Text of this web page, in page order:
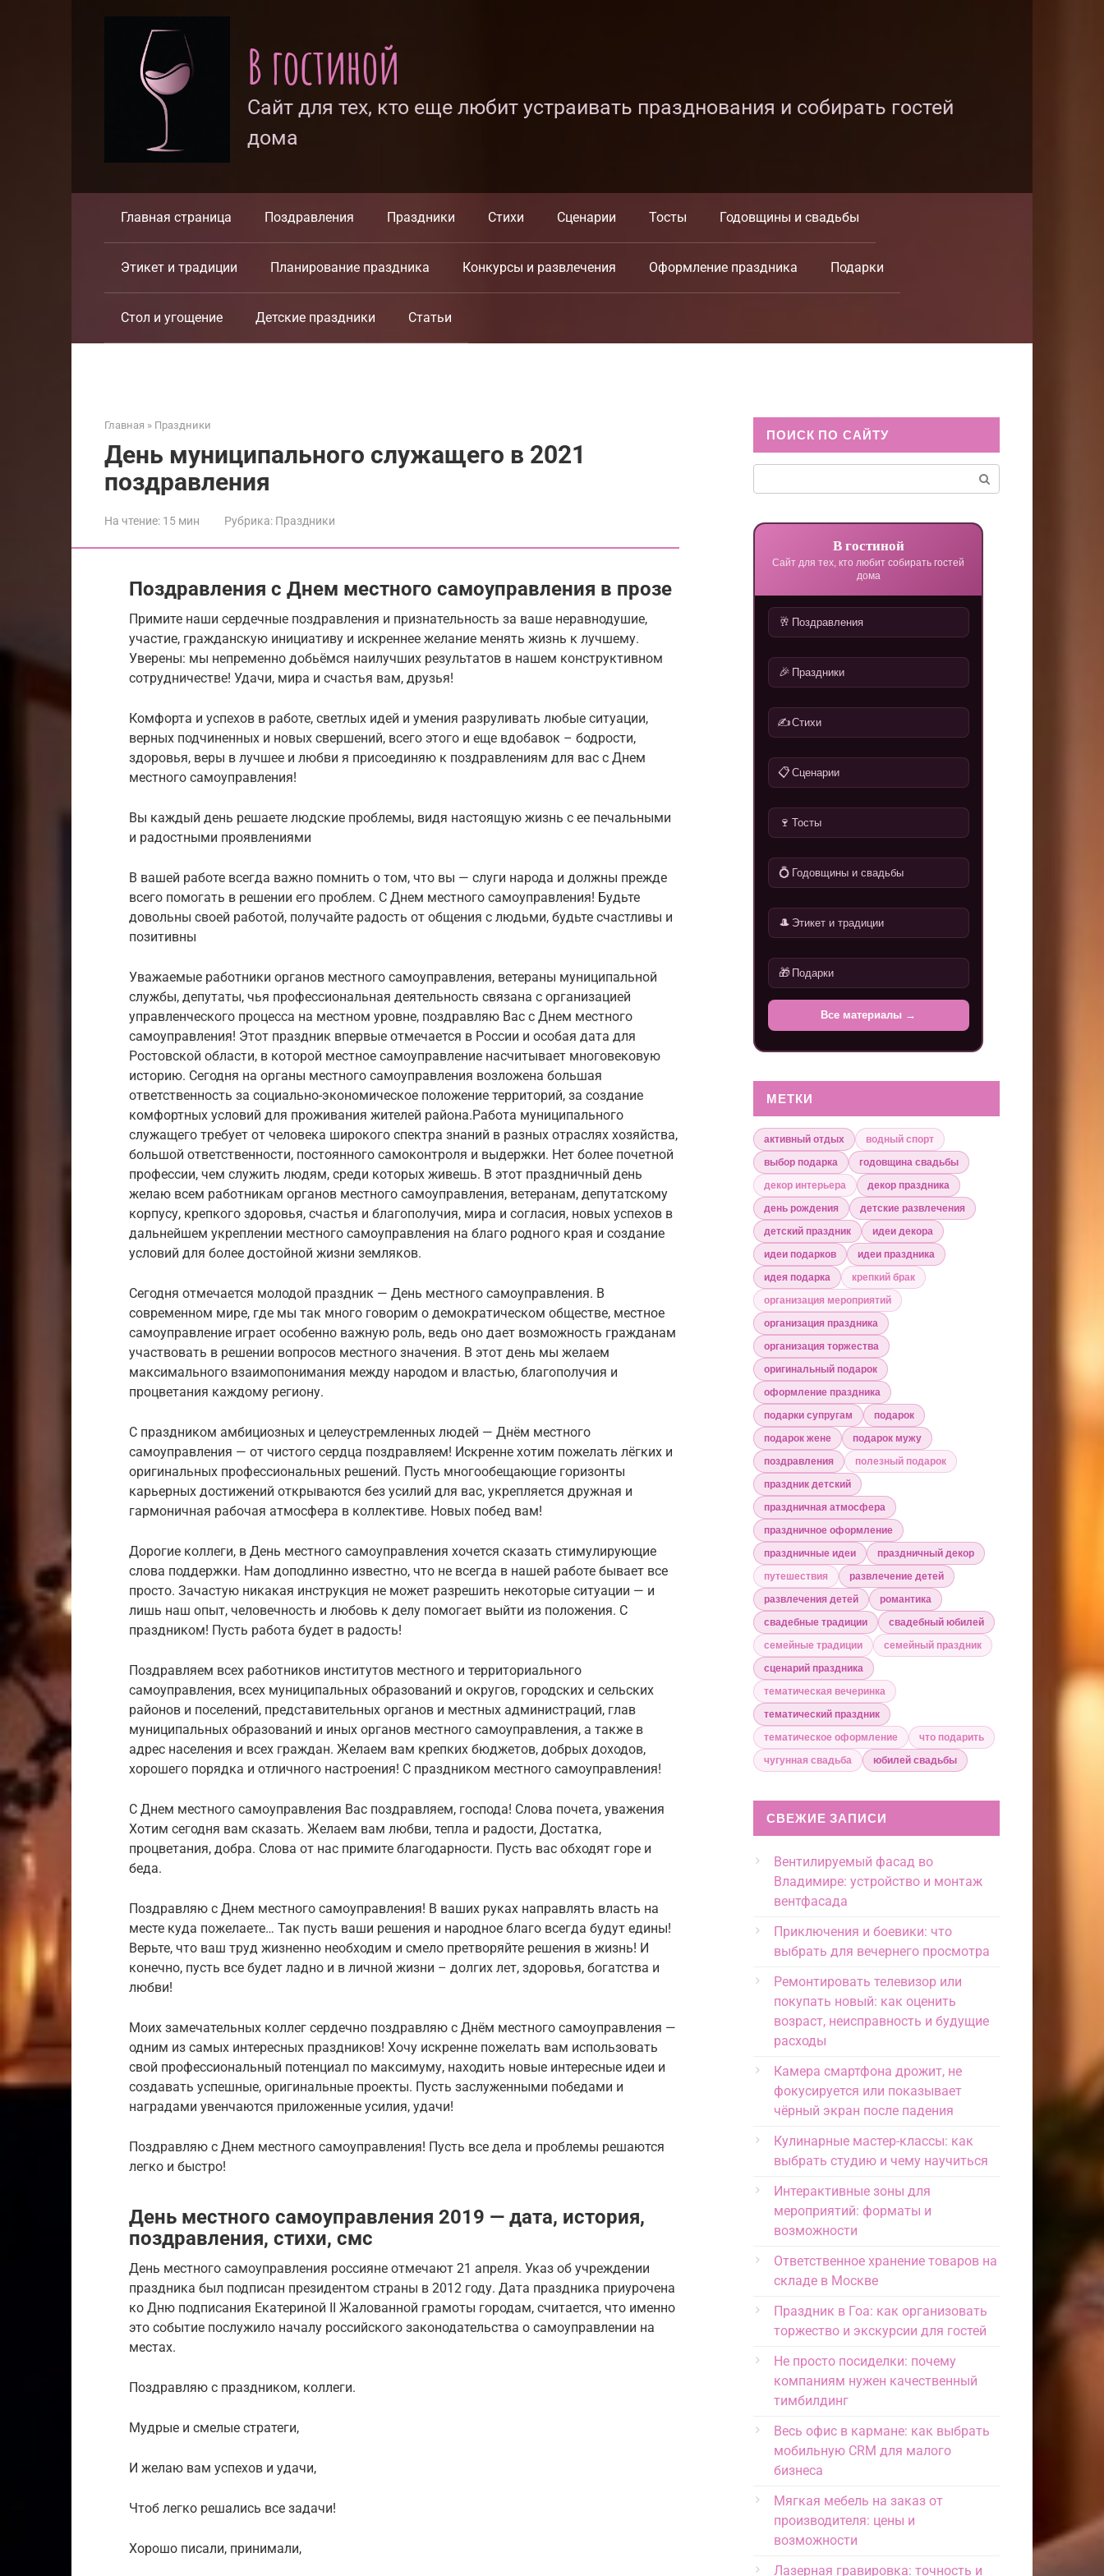
В гостиной
Сайт для тех, кто еще любит устраивать празднования и собирать гостей
дома
Главная страница Поздравления Праздники Стихи Сценарии Тосты Годовщины и свадьбы
Этикет и традиции Планирование праздника Конкурсы и развлечения Оформление праздника Подарки
Стол и угощение Детские праздники Статьи
Главная » Праздники
День муниципального служащего в 2021
поздравления
На чтение: 15 мин Рубрика: Праздники
Поздравления с Днем местного самоуправления в прозе
Примите наши сердечные поздравления и признательность за ваше неравнодушие,
участие, гражданскую инициативу и искреннее желание менять жизнь к лучшему.
Уверены: мы непременно добьёмся наилучших результатов в нашем конструктивном
сотрудничестве! Удачи, мира и счастья вам, друзья!
Комфорта и успехов в работе, светлых идей и умения разруливать любые ситуации,
верных подчиненных и новых свершений, всего этого и еще вдобавок – бодрости,
здоровья, веры в лучшее и любви я присоединяю к поздравлениям для вас с Днем
местного самоуправления!
Вы каждый день решаете людские проблемы, видя настоящую жизнь с ее печальными
и радостными проявлениями
В вашей работе всегда важно помнить о том, что вы — слуги народа и должны прежде
всего помогать в решении его проблем. С Днем местного самоуправления! Будьте
довольны своей работой, получайте радость от общения с людьми, будьте счастливы и
позитивны
Уважаемые работники органов местного самоуправления, ветераны муниципальной
службы, депутаты, чья профессиональная деятельность связана с организацией
управленческого процесса на местном уровне, поздравляю Вас с Днем местного
самоуправления! Этот праздник впервые отмечается в России и особая дата для
Ростовской области, в которой местное самоуправление насчитывает многовековую
историю. Сегодня на органы местного самоуправления возложена большая
ответственность за социально-экономическое положение территорий, за создание
комфортных условий для проживания жителей района.Работа муниципального
служащего требует от человека широкого спектра знаний в разных отраслях хозяйства,
большой ответственности, постоянного самоконтроля и выдержки. Нет более почетной
профессии, чем служить людям, среди которых живешь. В этот праздничный день
желаю всем работникам органов местного самоуправления, ветеранам, депутатскому
корпусу, крепкого здоровья, счастья и благополучия, мира и согласия, новых успехов в
дальнейшем укреплении местного самоуправления на благо родного края и создание
условий для более достойной жизни земляков.
Сегодня отмечается молодой праздник — День местного самоуправления. В
современном мире, где мы так много говорим о демократическом обществе, местное
самоуправление играет особенно важную роль, ведь оно дает возможность гражданам
участвовать в решении вопросов местного значения. В этот день мы желаем
максимального взаимопонимания между народом и властью, благополучия и
процветания каждому региону.
С праздником амбициозных и целеустремленных людей — Днём местного
самоуправления — от чистого сердца поздравляем! Искренне хотим пожелать лёгких и
оригинальных профессиональных решений. Пусть многообещающие горизонты
карьерных достижений открываются без усилий для вас, укрепляется дружная и
гармоничная рабочая атмосфера в коллективе. Новых побед вам!
Дорогие коллеги, в День местного самоуправления хочется сказать стимулирующие
слова поддержки. Нам доподлинно известно, что не всегда в нашей работе бывает все
просто. Зачастую никакая инструкция не может разрешить некоторые ситуации — и
лишь наш опыт, человечность и любовь к делу помогает выйти из положения. С
праздником! Пусть работа будет в радость!
Поздравляем всех работников институтов местного и территориального
самоуправления, всех муниципальных образований и округов, городских и сельских
районов и поселений, представительных органов и местных администраций, глав
муниципальных образований и иных органов местного самоуправления, а также в
адрес населения и всех граждан. Желаем вам крепких бюджетов, добрых доходов,
хорошего порядка и отличного настроения! С праздником местного самоуправления!
С Днем местного самоуправления Вас поздравляем, господа! Слова почета, уважения
Хотим сегодня вам сказать. Желаем вам любви, тепла и радости, Достатка,
процветания, добра. Слова от нас примите благодарности. Пусть вас обходят горе и
беда.
Поздравляю с Днем местного самоуправления! В ваших руках направлять власть на
месте куда пожелаете… Так пусть ваши решения и народное благо всегда будут едины!
Верьте, что ваш труд жизненно необходим и смело претворяйте решения в жизнь! И
конечно, пусть все будет ладно и в личной жизни – долгих лет, здоровья, богатства и
любви!
Моих замечательных коллег сердечно поздравляю с Днём местного самоуправления —
одним из самых интересных праздников! Хочу искренне пожелать вам использовать
свой профессиональный потенциал по максимуму, находить новые интересные идеи и
создавать успешные, оригинальные проекты. Пусть заслуженными победами и
наградами увенчаются приложенные усилия, удачи!
Поздравляю с Днем местного самоуправления! Пусть все дела и проблемы решаются
легко и быстро!
День местного самоуправления 2019 — дата, история,
поздравления, стихи, смс
День местного самоуправления россияне отмечают 21 апреля. Указ об учреждении
праздника был подписан президентом страны в 2012 году. Дата праздника приурочена
ко Дню подписания Екатериной II Жалованной грамоты городам, считается, что именно
это событие послужило началу российского законодательства о самоуправлении на
местах.
Поздравляю с праздником, коллеги.
Мудрые и смелые стратеги,
И желаю вам успехов и удачи,
Чтоб легко решались все задачи!
Хорошо писали, принимали,
ПОИСК ПО САЙТУ
В гостиной
Сайт для тех, кто любит собирать гостей
дома
🥂 Поздравления
🎉 Праздники
✍️Стихи
📋 Сценарии
🍷 Тосты
💍 Годовщины и свадьбы
🎩 Этикет и традиции
🎁 Подарки
Все материалы →
МЕТКИ
активный отдых
водный спорт
выбор подарка
годовщина свадьбы
декор интерьера
декор праздника
день рождения
детские развлечения
детский праздник
идеи декора
идеи подарков
идеи праздника
идея подарка
крепкий брак
организация мероприятий
организация праздника
организация торжества
оригинальный подарок
оформление праздника
подарки супругам
подарок
подарок жене
подарок мужу
поздравления
полезный подарок
праздник детский
праздничная атмосфера
праздничное оформление
праздничные идеи
праздничный декор
путешествия
развлечение детей
развлечения детей
романтика
свадебные традиции
свадебный юбилей
семейные традиции
семейный праздник
сценарий праздника
тематическая вечеринка
тематический праздник
тематическое оформление
что подарить
чугунная свадьба
юбилей свадьбы
СВЕЖИЕ ЗАПИСИ
Вентилируемый фасад во
Владимире: устройство и монтаж
вентфасада
Приключения и боевики: что
выбрать для вечернего просмотра
Ремонтировать телевизор или
покупать новый: как оценить
возраст, неисправность и будущие
расходы
Камера смартфона дрожит, не
фокусируется или показывает
чёрный экран после падения
Кулинарные мастер-классы: как
выбрать студию и чему научиться
Интерактивные зоны для
мероприятий: форматы и
возможности
Ответственное хранение товаров на
складе в Москве
Праздник в Гоа: как организовать
торжество и экскурсии для гостей
Не просто посиделки: почему
компаниям нужен качественный
тимбилдинг
Весь офис в кармане: как выбрать
мобильную CRM для малого
бизнеса
Мягкая мебель на заказ от
производителя: цены и
возможности
Лазерная гравировка: точность и